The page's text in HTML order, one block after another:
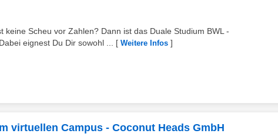
Scheu vor Zahlen? Dann ist das Duale Studium BWL -
eignest Du Dir sowohl ...
[ Weitere Infos ]
virtuellen Campus - Coconut Heads GmbH